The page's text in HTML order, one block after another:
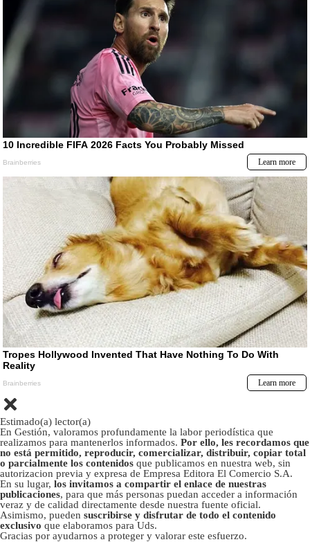
Estimado(a) lector(a)
En Gestión, valoramos profundamente la labor periodística que
realizamos para mantenerlos informados. Por ello, les recordamos que
no está permitido, reproducir, comercializar, distribuir, copiar total
o parcialmente los contenidos que publicamos en nuestra web, sin
autorizacion previa y expresa de Empresa Editora El Comercio S.A.
En su lugar, los invitamos a compartir el enlace de nuestras
publicaciones, para que más personas puedan acceder a información
veraz y de calidad directamente desde nuestra fuente oficial.
Asimismo, pueden suscribirse y disfrutar de todo el contenido
exclusivo que elaboramos para Uds.
Gracias por ayudarnos a proteger y valorar este esfuerzo.